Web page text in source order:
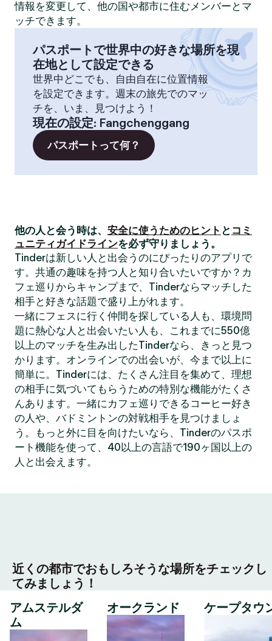
情報を変更して、他の国や都市に住むメンバーとマ
ッチできます。
パスポートで世界中の好きな場所を現
在地として設定できる
世界中どこでも、自由自在に位置情報
を設定できます。週末の旅先でのマッ
チを、いま、見つけよう！
現在の設定: Fangchenggang
パスポートって何？
他の人と会う時は、 安全に使うためのヒント と コミ
ュニティガイドラインを必ず守りましょう。
Tinderは新しい人と出会うのにぴったりのアプリで
す。共通の趣味を持つ人と知り合いたいですか？カ
フェ巡りからキャンプまで、Tinderならマッチした
相手と好きな話題で盛り上がれます。
一緒にフェスに行く仲間を探している人も、環境問
題に熱心な人と出会いたい人も、これまでに550億
以上のマッチを生み出したTinderなら、きっと見つ
かります。オンラインでの出会いが、今まで以上に
簡単に。Tinderには、たくさん注目を集めて、理想
の相手に気づいてもらうための特別な機能がたくさ
んあります。一緒にカフェ巡りできるコーヒー好き
の人や、バドミントンの対戦相手を見つけましょ
う。もっと外に目を向けたいなら、Tinderのパスポ
ート機能を使って、40以上の言語で190ヶ国以上の
人と出会えます。
近くの都市でおもしろそうな場所をチェックし
てみましょう！
アムステルダ
ム
オークランド ケープタウ